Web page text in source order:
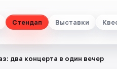
Стендап Выставки
два концерта в один вечер